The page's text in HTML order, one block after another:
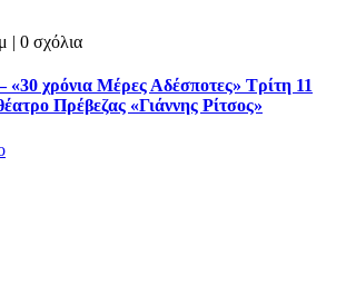
| 0 σχόλια
«30 χρόνια Μέρες Αδέσποτες» Τρίτη 11
Πρέβεζας «Γιάννης Ρίτσος»